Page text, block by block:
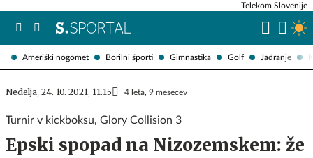
Ameriški nogomet Borilni športi Gimnastika Golf Jadranje
Telekom Slovenije
Nedelja, 24. 10. 2021, 11.15 4 leta, 9 mesecev
Turnir v kickboksu, Glory Collision 3
Epski spopad na Nizozemskem: že